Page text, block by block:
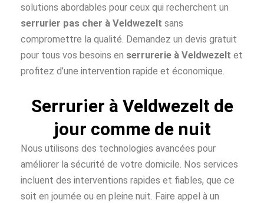
solutions abordables pour ceux qui recherchent un
serrurier pas cher à Veldwezelt sans
compromettre la qualité. Demandez un devis gratuit
pour tous vos besoins en serrurerie à Veldwezelt et
profitez d’une intervention rapide et économique.
Serrurier à Veldwezelt de
jour comme de nuit
Nous utilisons des technologies avancées pour
améliorer la sécurité de votre domicile. Nos services
incluent des interventions rapides et fiables, que ce
soit en journée ou en pleine nuit. Faire appel à un